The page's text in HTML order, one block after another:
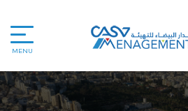
MENU